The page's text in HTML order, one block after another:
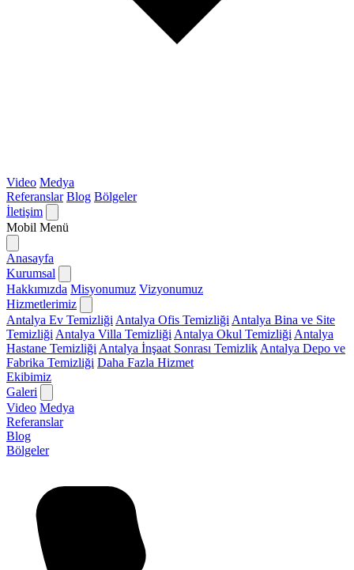
Video Medya
Referanslar Blog Bölgeler
İletişim
Mobil Menü
Anasayfa
Kurumsal
Hakkımızda Misyonumuz Vizyonumuz
Hizmetlerimiz
Antalya Ev Temizliği Antalya Ofis Temizliği Antalya Bina ve Site
Temizliği Antalya Villa Temizliği Antalya Okul Temizliği Antalya
Hastane Temizliği Antalya İnşaat Sonrası Temizlik Antalya Depo ve
Fabrika Temizliği Daha Fazla Hizmet
Ekibimiz
Galeri
Video Medya
Referanslar
Blog
Bölgeler